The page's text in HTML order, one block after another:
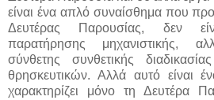
είναι ένα απλό συναίσθημα που
Δευτέρας Παρουσίας, δεν
παρατήρησης μηχανιστικής,
σύνθετης συνθετικής
θρησκευτικών. Αλλά αυτό είναι
χαρακτηρίζει μόνο τη Δευτέρα